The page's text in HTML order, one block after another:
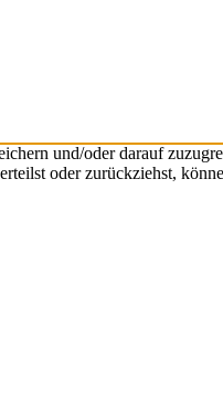
und/oder darauf
oder zurückziehst,